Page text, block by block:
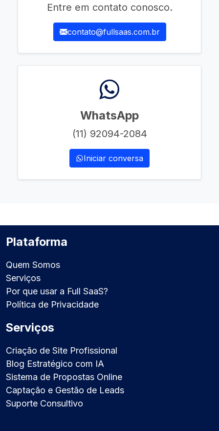
Entre em contato conosco.
contato@fullsaas.com.br
WhatsApp
(11) 92094-2084
Iniciar conversa
Plataforma
Quem Somos
Serviços
Por que usar a Full SaaS?
Política de Privacidade
Serviços
Criação de Site Profissional
Blog Estratégico com IA
Sistema de Propostas Online
Captação e Gestão de Leads
Suporte Consultivo